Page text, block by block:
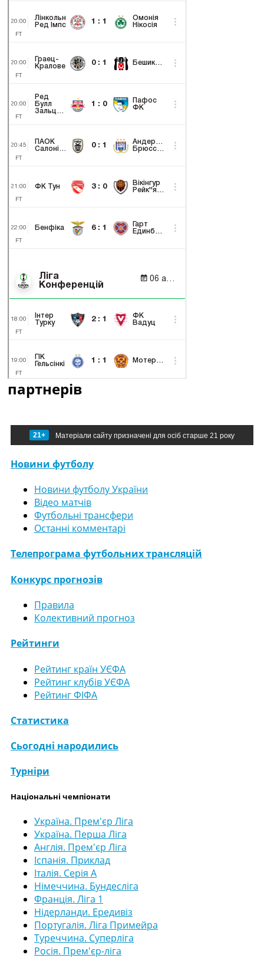
партнерів
21+ Матеріали сайту призначені для осіб старше 21 року
Новини футболу
Новини футболу України
Відео матчів
Футбольні трансфери
Останні комментарі
Телепрограма футбольних трансляцій
Конкурс прогнозів
Правила
Колективний прогноз
Рейтинги
Рейтинг країн УЄФА
Рейтинг клубів УЄФА
Рейтинг ФІФА
Статистика
Сьогодні народились
Турніри
Національні чемпіонати
Україна. Прем'єр Ліга
Україна. Перша Ліга
Англія. Прем'єр Ліга
Іспанія. Приклад
Італія. Серія А
Німеччина. Бундесліга
Франція. Ліга 1
Нідерланди. Ередивіз
Португалія. Ліга Примейра
Туреччина. Суперліга
Росія. Прем'єр-ліга